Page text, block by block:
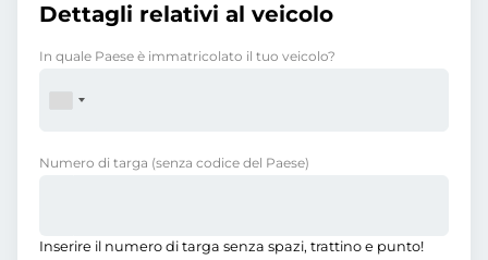
Dettagli relativi al veicolo
In quale Paese è immatricolato il tuo veicolo?
Numero di targa (senza codice del Paese)
Inserire il numero di targa senza spazi, trattino e punto!